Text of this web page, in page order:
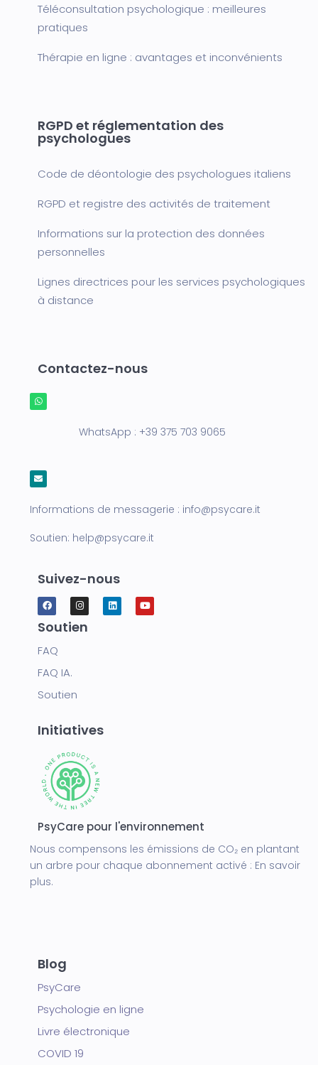
Téléconsultation psychologique : meilleures
pratiques
Thérapie en ligne : avantages et inconvénients
RGPD et réglementation des
psychologues
Code de déontologie des psychologues italiens
RGPD et registre des activités de traitement
Informations sur la protection des données
personnelles
Lignes directrices pour les services psychologiques
à distance
Contactez-nous
WhatsApp : +39 375 703 9065
Informations de messagerie : info@psycare.it
Soutien: help@psycare.it
Suivez-nous
Soutien
FAQ
FAQ IA.
Soutien
Initiatives
PsyCare pour l'environnement
Nous compensons les émissions de CO₂ en plantant
un arbre pour chaque abonnement activé : En savoir
plus.
Blog
PsyCare
Psychologie en ligne
Livre électronique
COVID 19